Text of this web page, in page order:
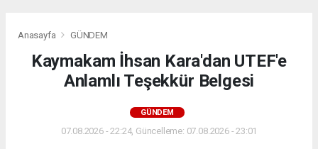
Anasayfa GÜNDEM
Kaymakam İhsan Kara'dan UTEF'e
Anlamlı Teşekkür Belgesi
GÜNDEM
07.08.2026 - 22:24, Güncelleme: 07.08.2026 - 23:01